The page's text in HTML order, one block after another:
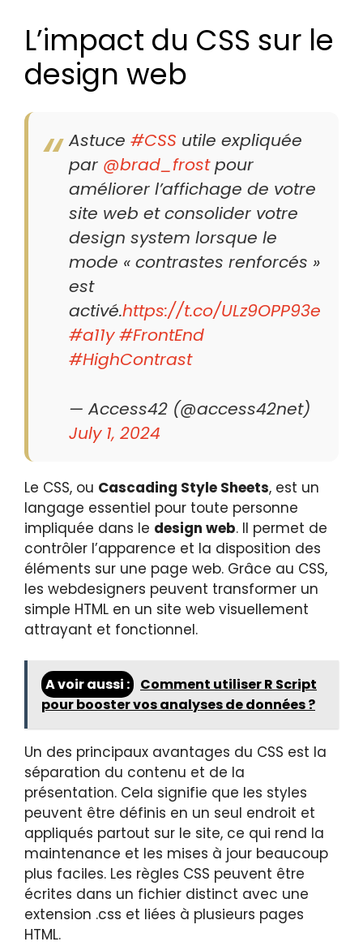
L’impact du CSS sur le
design web
Astuce #CSS utile expliquée
par @brad_frostpour
améliorer l’affichage de votre
site web et consolider votre
design system lorsque le
mode « contrastes renforcés »
est
activé.https://t.co/ULz9OPP93e
#a11y #FrontEnd
#HighContrast
— Access42 (@access42net)
July 1, 2024
Le CSS, ou Cascading Style Sheets, est un
langage essentiel pour toute personne
impliquée dans le design web. Il permet de
contrôler l’apparence et la disposition des
éléments sur une page web. Grâce au CSS,
les webdesigners peuvent transformer un
simple HTML en un site web visuellement
attrayant et fonctionnel.
A voir aussi :
Comment utiliser R Script
pour booster vos analyses de données ?
Un des principaux avantages du CSS est la
séparation du contenu et de la
présentation. Cela signifie que les styles
peuvent être définis en un seul endroit et
appliqués partout sur le site, ce qui rend la
maintenance et les mises à jour beaucoup
plus faciles. Les règles CSS peuvent être
écrites dans un fichier distinct avec une
extension .css et liées à plusieurs pages
HTML.